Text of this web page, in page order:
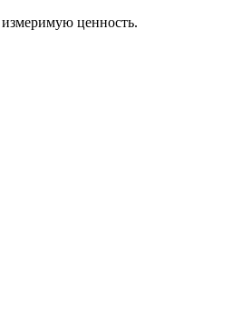
ценность.